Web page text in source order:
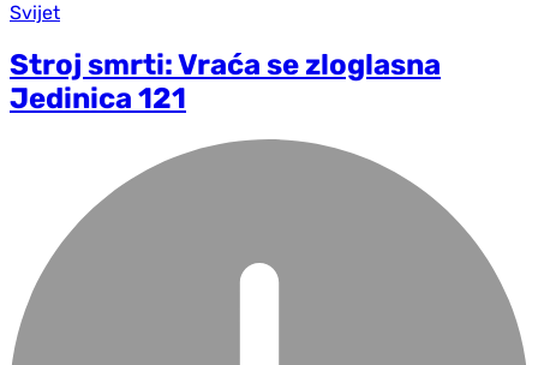
Svijet
Stroj smrti: Vraća se zloglasna
Jedinica 121